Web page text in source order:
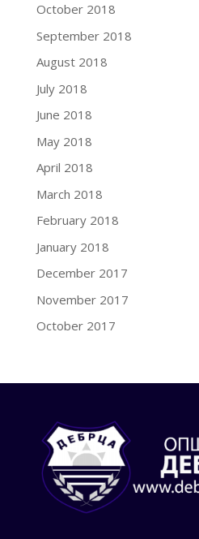
October 2018
September 2018
August 2018
July 2018
June 2018
May 2018
April 2018
March 2018
February 2018
January 2018
December 2017
November 2017
October 2017